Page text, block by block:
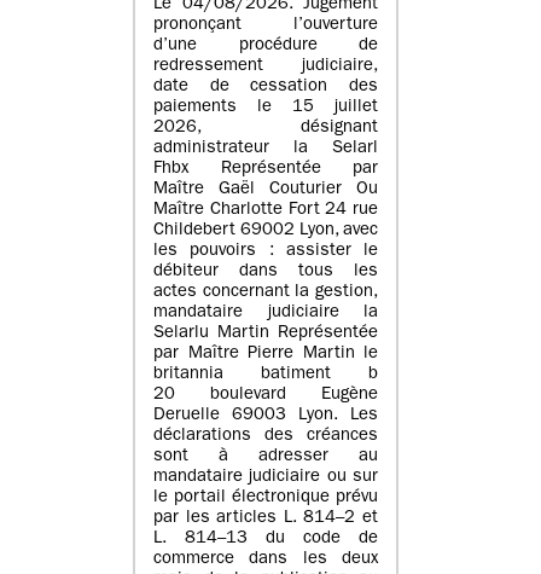
Le 04/08/2026. Jugement
prononçant l’ouverture
d’une procédure de
redressement judiciaire,
date de cessation des
paiements le 15 juillet
2026, désignant
administrateur la Selarl
Fhbx Représentée par
Maître Gaël Couturier Ou
Maître Charlotte Fort 24 rue
Childebert 69002 Lyon, avec
les pouvoirs : assister le
débiteur dans tous les
actes concernant la gestion,
mandataire judiciaire la
Selarlu Martin Représentée
par Maître Pierre Martin le
britannia batiment b
20 boulevard Eugène
Deruelle 69003 Lyon. Les
déclarations des créances
sont à adresser au
mandataire judiciaire ou sur
le portail électronique prévu
par les articles L. 814–2 et
L. 814–13 du code de
commerce dans les deux